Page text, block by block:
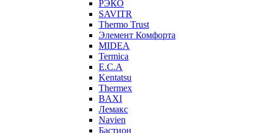
РЭКО
SAVITR
Thermo Trust
Элемент Комфорта
MIDEA
Termica
E.C.A
Kentatsu
Thermex
BAXI
Лемакс
Navien
Бастион